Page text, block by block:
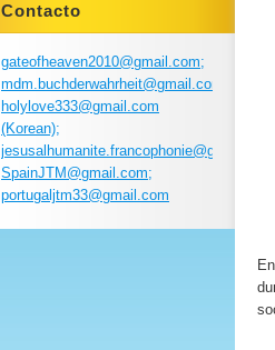
Contacto
gateofheaven2010@gmail.com;
mdm.buchderwahrheit@gmail.com;
holylove333@gmail.com
(Korean);
SpainJTM@gmail.com;
portugaljtm33@gmail.com